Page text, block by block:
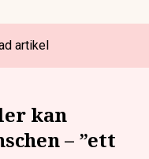
artikel
kan
– ”ett